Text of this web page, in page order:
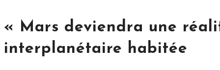
« Mars deviendra une
interplanétaire habitée